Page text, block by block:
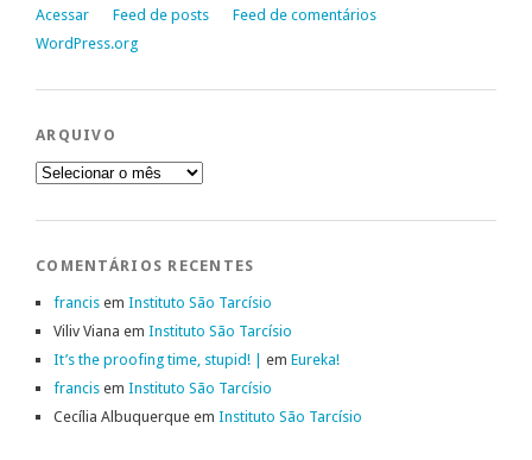
Acessar Feed de posts
Feed de comentários
WordPress.org
ARQUIVO
Arquivo
COMENTÁRIOS RECENTES
francis em Instituto São Tarcísio
Viliv Viana em Instituto São Tarcísio
It’s the proofing time, stupid! | em Eureka!
francis em Instituto São Tarcísio
Cecília Albuquerque em Instituto São Tarcísio